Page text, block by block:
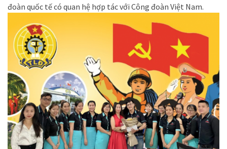
đoàn quốc tế có quan hệ hợp tác với Công đoàn Việt Nam.